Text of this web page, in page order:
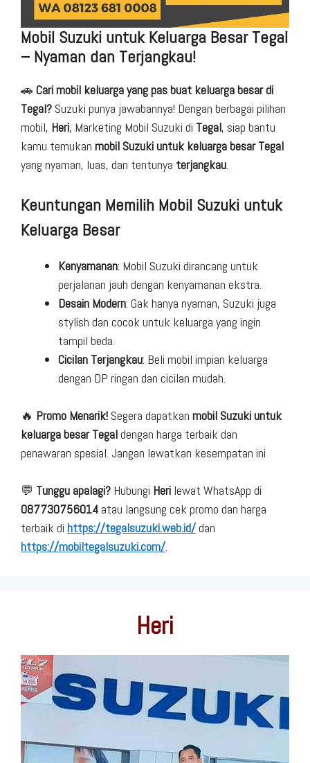
Mobil Suzuki untuk Keluarga Besar Tegal
– Nyaman dan Terjangkau!
🚗 Cari mobil keluarga yang pas buat keluarga besar di
Tegal? Suzuki punya jawabannya! Dengan berbagai pilihan
mobil, Heri, Marketing Mobil Suzuki di Tegal, siap bantu
kamu temukan mobil Suzuki untuk keluarga besar Tegal
yang nyaman, luas, dan tentunya terjangkau.
Keuntungan Memilih Mobil Suzuki untuk
Keluarga Besar
Kenyamanan: Mobil Suzuki dirancang untuk
perjalanan jauh dengan kenyamanan ekstra.
Desain Modern: Gak hanya nyaman, Suzuki juga
stylish dan cocok untuk keluarga yang ingin
tampil beda.
Cicilan Terjangkau: Beli mobil impian keluarga
dengan DP ringan dan cicilan mudah.
🔥 Promo Menarik! Segera dapatkan mobil Suzuki untuk
keluarga besar Tegaldengan harga terbaik dan
penawaran spesial. Jangan lewatkan kesempatan ini
💬 Tunggu apalagi? Hubungi Heri lewat WhatsApp di
087730756014 atau langsung cek promo dan harga
terbaik di https://tegalsuzuki.web.id/dan
https://mobiltegalsuzuki.com/.
Heri